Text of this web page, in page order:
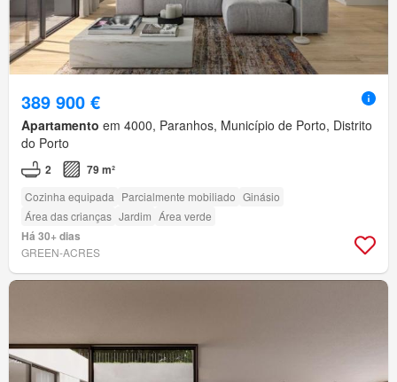
389 900 €
Apartamento em 4000, Paranhos, Município de Porto, Distrito
do Porto
2 79 m²
Cozinha equipada Parcialmente mobiliado Ginásio
Área das crianças Jardim Área verde
Há 30+ dias
GREEN-ACRES